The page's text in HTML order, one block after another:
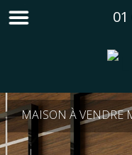
MAISON À VENDRE